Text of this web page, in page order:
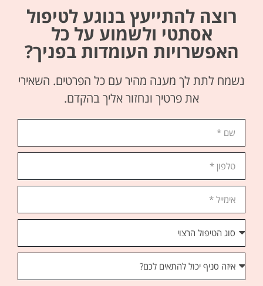
רוצה להתייעץ בנוגע לטיפול
אסתטי ולשמוע על כל
האפשרויות העומדות בפניך?
נשמח לתת לך מענה מהיר עם כל הפרטים. השאירי
את פרטיך ונחזור אליך בהקדם.